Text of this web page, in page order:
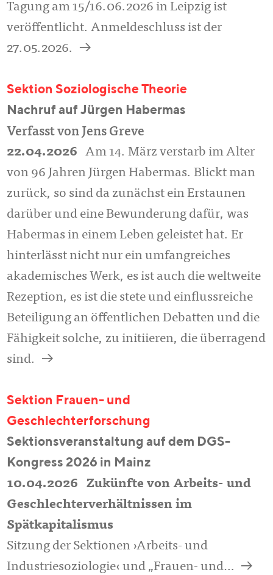
Tagung am 15/16.06.2026 in Leipzig ist
veröffentlicht. Anmeldeschluss ist der
27.05.2026.
a
Sektion Soziologische Theorie
Nachruf auf Jürgen Habermas
Verfasst von Jens Greve
22.04.2026
Am 14. März verstarb im Alter
von 96 Jahren Jürgen Habermas. Blickt man
zurück, so sind da zunächst ein Erstaunen
darüber und eine Bewunderung dafür, was
Habermas in einem Leben geleistet hat. Er
hinterlässt nicht nur ein umfangreiches
akademisches Werk, es ist auch die weltweite
Rezeption, es ist die stete und einflussreiche
Beteiligung an öffentlichen Debatten und die
Fähigkeit solche, zu initiieren, die überragend
sind.
a
Sektion Frauen- und
Geschlechterforschung
Sektionsveranstaltung auf dem DGS-
Kongress 2026 in Mainz
10.04.2026
Zukünfte von Arbeits- und
Geschlechterverhältnissen im
Spätkapitalismus
Sitzung der Sektionen ›Arbeits- und
Industriesoziologie‹ und „Frauen- und…
a